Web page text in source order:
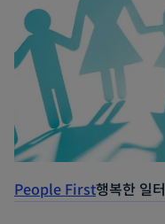
People First행복한 일터